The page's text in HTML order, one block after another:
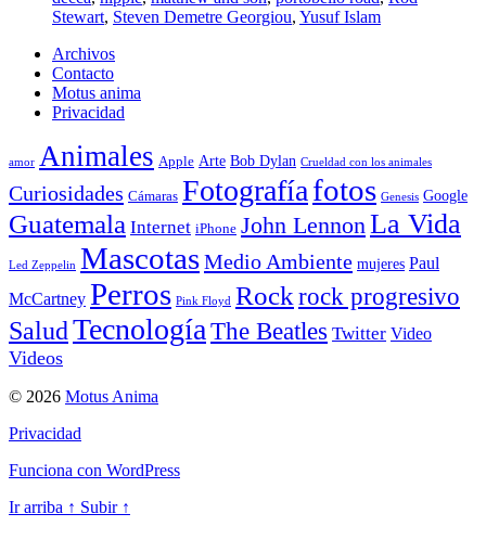
Stewart, Steven Demetre Georgiou, Yusuf Islam
Archivos
Contacto
Motus anima
Privacidad
amor Animales Apple Arte Bob Dylan Crueldad con los animales
Curiosidades Cámaras Fotografíafotos Genesis Google
Guatemala Internet iPhone John Lennon La Vida
Led Zeppelin MascotasMedio Ambiente mujeres Paul
McCartney Perros Pink Floyd Rock rock progresivo
SaludTecnología The Beatles Twitter Video
Videos
© 2026 Motus Anima
Privacidad
Funciona con WordPress
Ir arriba ↑ Subir ↑